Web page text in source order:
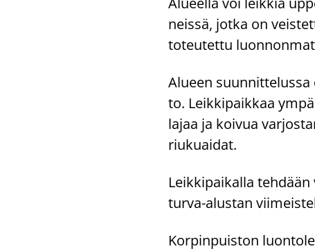
neis­sä, jotka on
to­teu­tet­tu
Alu­een
to. Leik­ki­paik­kaa
la­jaa ja koi­vua
riu­kuai­dat.
Leik­ki­pai­kal­la
turva-​alustan
Kor­pin­puis­ton